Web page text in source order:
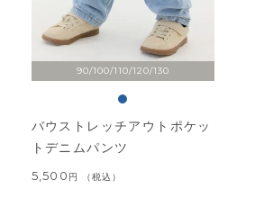
90/100/110/120/130
バウストレッチアウトポケッ
トデニムパンツ
5,500 税込